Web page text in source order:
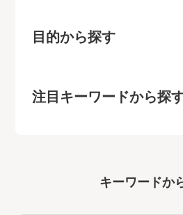
目的から探す
注目キーワードから探
キーワー ドか